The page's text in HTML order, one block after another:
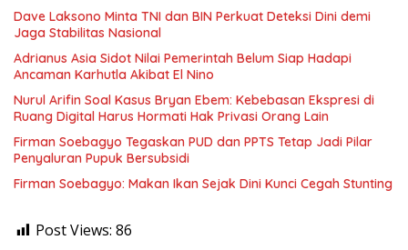
Dave Laksono Minta TNI dan BIN Perkuat Deteksi Dini demi
Jaga Stabilitas Nasional
Adrianus Asia Sidot Nilai Pemerintah Belum Siap Hadapi
Ancaman Karhutla Akibat El Nino
Nurul Arifin Soal Kasus Bryan Ebem: Kebebasan Ekspresi di
Ruang Digital Harus Hormati Hak Privasi Orang Lain
Firman Soebagyo Tegaskan PUD dan PPTS Tetap Jadi Pilar
Penyaluran Pupuk Bersubsidi
Firman Soebagyo: Makan Ikan Sejak Dini Kunci Cegah Stunting
Post Views: 86